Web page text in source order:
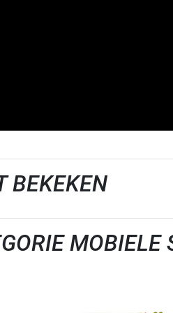
BEKEKEN
MOBIELE